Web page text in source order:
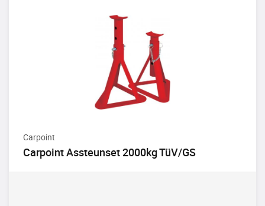
Carpoint
Carpoint Assteunset 2000kg TüV/GS